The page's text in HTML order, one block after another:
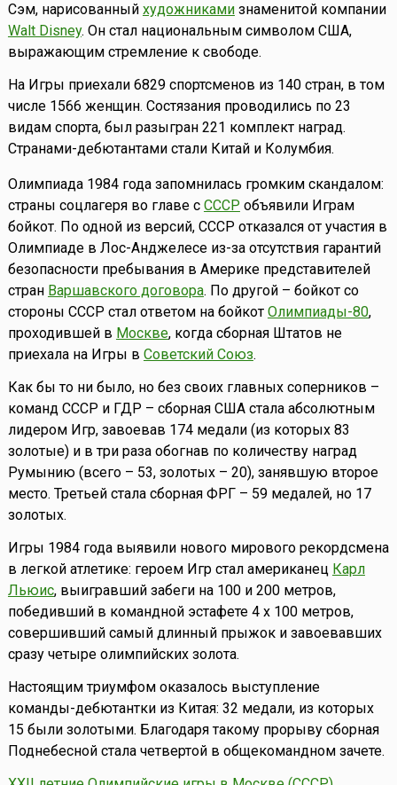
Сэм, нарисованный художникамизнаменитой компании
Walt Disney. Он стал национальным символом США,
выражающим стремление к свободе.
На Игры приехали 6829 спортсменов из 140 стран, в том
числе 1566 женщин. Состязания проводились по 23
видам спорта, был разыгран 221 комплект наград.
Странами-дебютантами стали Китай и Колумбия.
Олимпиада 1984 года запомнилась громким скандалом:
страны соцлагеря во главе с СССР объявили Играм
бойкот. По одной из версий, СССР отказался от участия в
Олимпиаде в Лос-Анджелесе из-за отсутствия гарантий
безопасности пребывания в Америке представителей
стран Варшавского договора. По другой – бойкот со
стороны СССР стал ответом на бойкот Олимпиады-80,
проходившей в Москве, когда сборная Штатов не
приехала на Игры в Советский Союз.
Как бы то ни было, но без своих главных соперников –
команд СССР и ГДР – сборная США стала абсолютным
лидером Игр, завоевав 174 медали (из которых 83
золотые) и в три раза обогнав по количеству наград
Румынию (всего – 53, золотых – 20), занявшую второе
место. Третьей стала сборная ФРГ – 59 медалей, но 17
золотых.
Игры 1984 года выявили нового мирового рекордсмена
в легкой атлетике: героем Игр стал американец Карл
Льюис, выигравший забеги на 100 и 200 метров,
победивший в командной эстафете 4 х 100 метров,
совершивший самый длинный прыжок и завоевавших
сразу четыре олимпийских золота.
Настоящим триумфом оказалось выступление
команды-дебютантки из Китая: 32 медали, из которых
15 были золотыми. Благодаря такому прорыву сборная
Поднебесной стала четвертой в общекомандном зачете.